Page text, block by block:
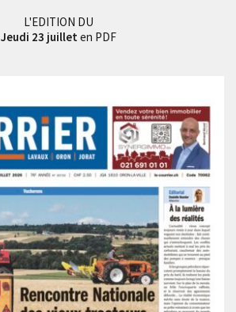
L'EDITION DU
Jeudi 23 juillet en PDF